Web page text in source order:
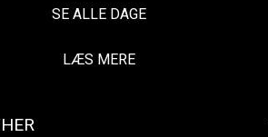
SE ALLE DAGE
LÆS MERE